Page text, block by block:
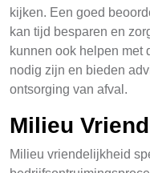
kijken. Een goed
kan tijd besparen en
kunnen ook helpen met
nodig zijn en bieden
ontsorging van afval.
Milieu
Milieu vriendelijkheid